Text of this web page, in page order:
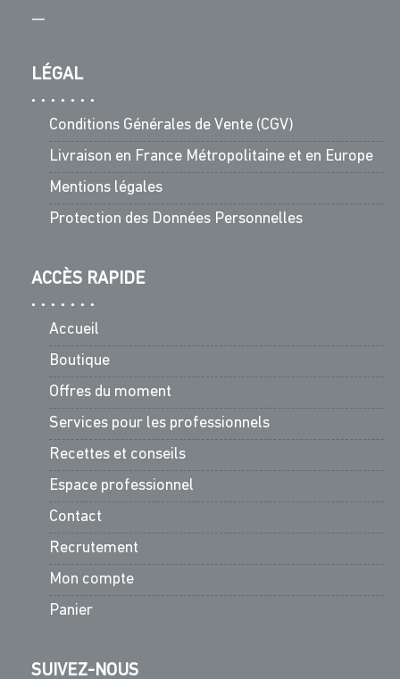
—
LÉGAL
Conditions Générales de Vente (CGV)
Livraison en France Métropolitaine et en Europe
Mentions légales
Protection des Données Personnelles
ACCÈS RAPIDE
Accueil
Boutique
Offres du moment
Services pour les professionnels
Recettes et conseils
Espace professionnel
Contact
Recrutement
Mon compte
Panier
SUIVEZ-NOUS